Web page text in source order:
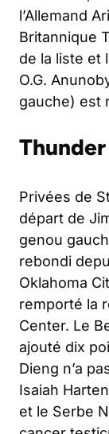
l’Allemand
Britannique
de la liste et
O.G.
gauche) est
Privées de
départ de
genou
rebondi
Oklahoma
remporté la
Center. Le
ajouté dix
Dieng n’a
Isaiah
et le Serbe